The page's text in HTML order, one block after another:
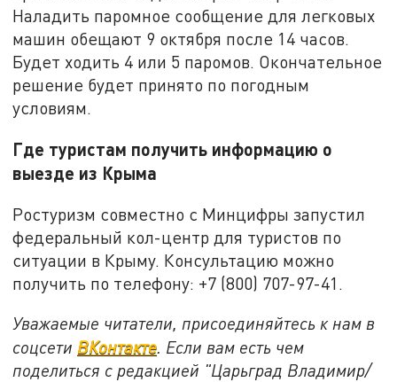
Наладить паромное сообщение для легковых
машин обещают 9 октября после 14 часов.
Будет ходить 4 или 5 паромов. Окончательное
решение будет принято по погодным
условиям.
Где туристам получить информацию о
выезде из Крыма
Ростуризм совместно с Минцифры запустил
федеральный кол-центр для туристов по
ситуации в Крыму. Консультацию можно
получить по телефону: +7 (800) 707-97-41.
Уважаемые читатели, присоединяйтесь к нам в
соцсети ВКонтакте. Если вам есть чем
поделиться с редакцией "Царьград Владимир/